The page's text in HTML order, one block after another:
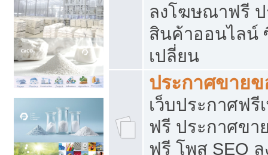
ลงโฆษณาฟรี
สินค้าออนไลน์
เปลี่ยน
ประกาศขายข
เว็บประกาศฟรี
ฟรี ประกาศขา
ฟรี โพส SEO